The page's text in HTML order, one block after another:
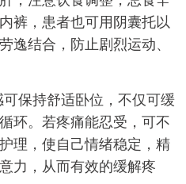
裤，患者也可用阴囊托以
逸结合，防止剧烈运动、
保持舒适卧位，不仅可缓
环。若疼痛能忍受，可不
理，使自己情绪稳定，精
力，从而有效的缓解疼